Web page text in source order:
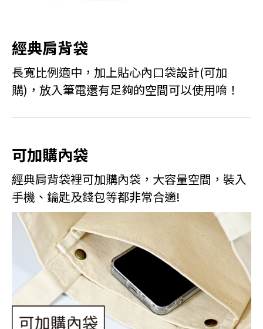
經典肩背袋
長寬比例適中，加上貼心內口袋設計(可加
購)，放入筆電還有足夠的空間可以使用唷！
可加購內袋
經典肩背袋裡可加購內袋，大容量空間，裝入
手機、鑰匙及錢包等都非常合適!